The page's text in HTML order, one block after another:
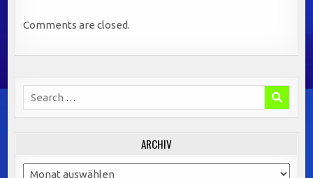
Comments are closed.
Search
for:
ARCHIV
Archiv